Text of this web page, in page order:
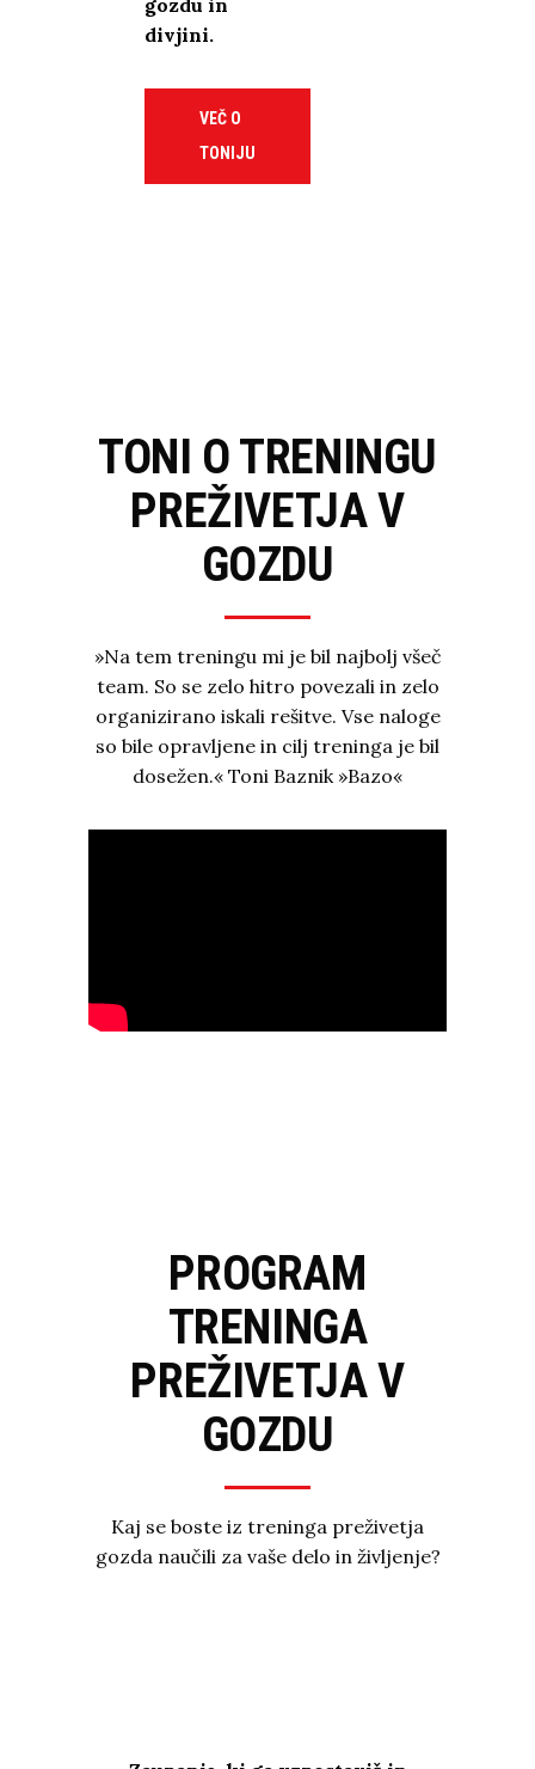
divjini.
VEČ O
TONIJU
TONI O TRENINGU
PREŽIVETJA V
GOZDU
»Na tem treningu mi je bil najbolj všeč
team. So se zelo hitro povezali in zelo
organizirano iskali rešitve. Vse naloge
so bile opravljene in cilj treninga je bil
dosežen.« Toni Baznik »Bazo«
PROGRAM
TRENINGA
PREŽIVETJA V
GOZDU
Kaj se boste iz treninga preživetja
gozda naučili za vaše delo in življenje?
VZDRŽEVANJE OGNJA
orientacija